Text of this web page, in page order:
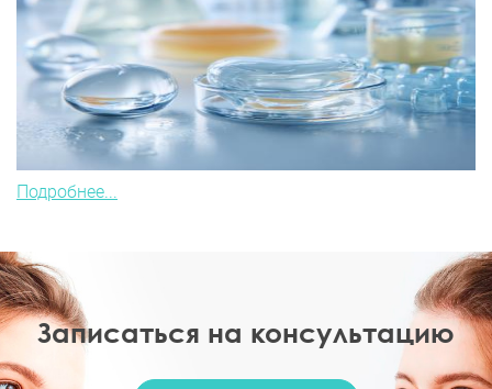
Подробнее...
Записаться на консультацию